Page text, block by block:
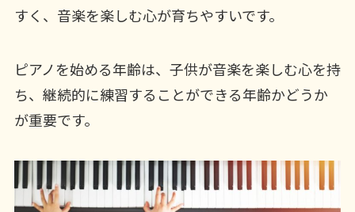
すく、音楽を楽しむ心が育ちやすいです。
ピアノを始める年齢は、子供が音楽を楽しむ心を持
ち、継続的に練習することができる年齢かどうか
が重要です。